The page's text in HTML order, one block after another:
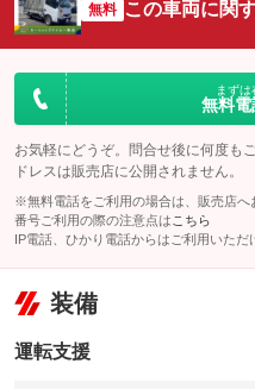
無料 この車両に関
まず
無料
お気軽にどうぞ。問合せ後に何度も
ドレスは販売店に公開されません。
※無料電話をご利用の場合は、販売店
番号ご利用の際の注意点は こちら
IP電話、ひかり電話からはご利用いただ
装備
運転支援